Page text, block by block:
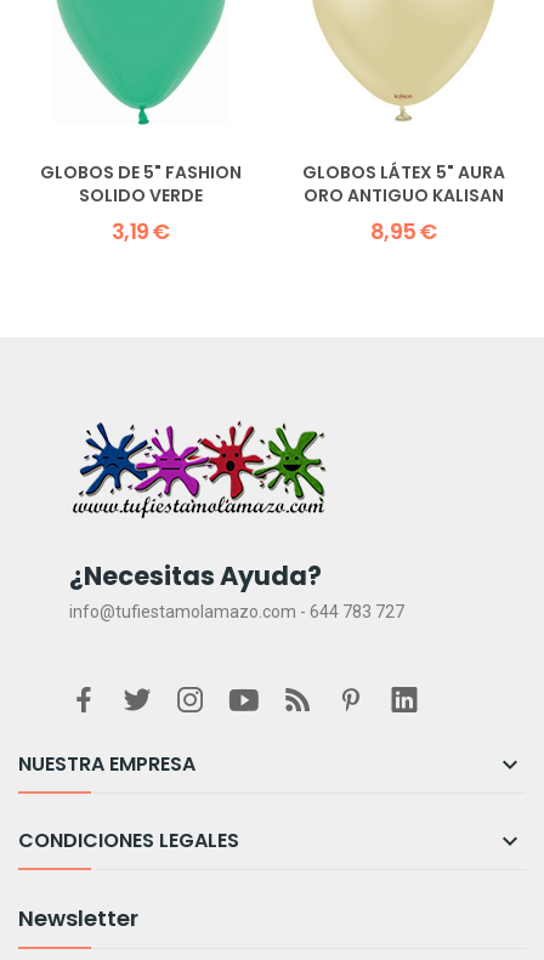
GLOBOS DE 5" FASHION
SOLIDO VERDE
3,19 €
GLOBOS LÁTEX 5" AURA
ORO ANTIGUO KALISAN
8,95 €
¿Necesitas Ayuda?
info@tufiestamolamazo.com - 644 783 727
NUESTRA EMPRESA 
CONDICIONES LEGALES 
Newsletter